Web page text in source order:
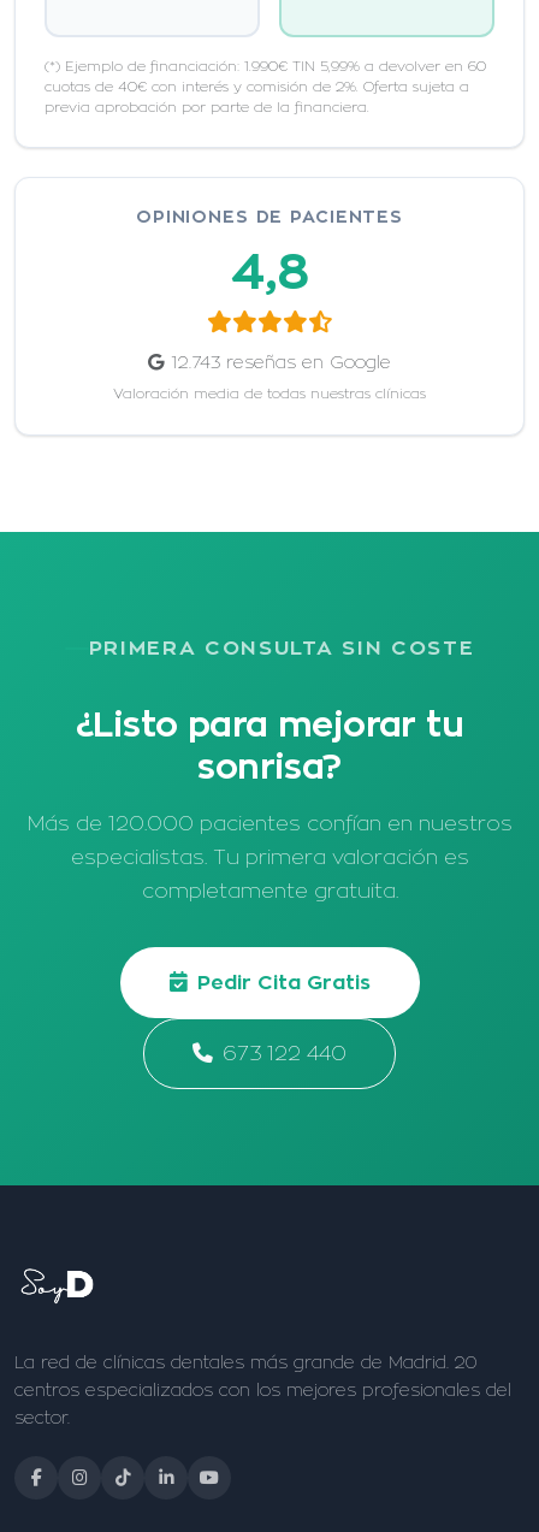
(*) Ejemplo de financiación: 1.990€ TIN 5,99% a devolver en 60
cuotas de 40€ con interés y comisión de 2%. Oferta sujeta a
previa aprobación por parte de la financiera.
OPINIONES DE PACIENTES
4,8
12.743 reseñas en Google
Valoración media de todas nuestras clínicas
PRIMERA CONSULTA SIN COSTE
¿Listo para mejorar tu
sonrisa?
Más de 120.000 pacientes confían en nuestros
especialistas. Tu primera valoración es
completamente gratuita.
Pedir Cita Gratis
673 122 440
La red de clínicas dentales más grande de Madrid. 20
centros especializados con los mejores profesionales del
sector.